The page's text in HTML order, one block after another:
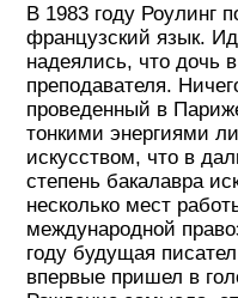
В 1983 году Роулинг
французский язык.
надеялись, что дочь
преподавателя.
проведенный в
тонкими энергиями
искусством, что в
степень бакалавра
несколько мест
международной
году будущая
впервые пришел в